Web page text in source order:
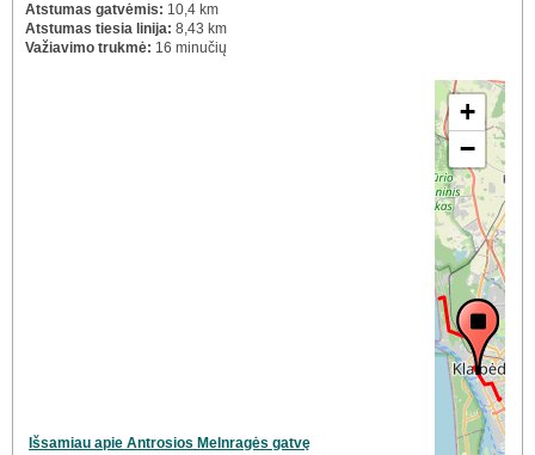
Atstumas gatvėmis: 10,4 km
Atstumas tiesia linija: 8,43 km
Važiavimo trukmė: 16 minučių
Išsamiau apie Antrosios Melnragės gatvę
+
−